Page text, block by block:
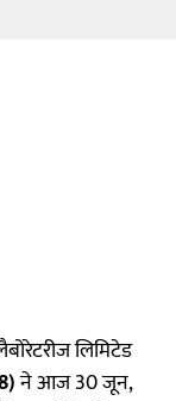
लिमिटेड
ने आज 30 जून,